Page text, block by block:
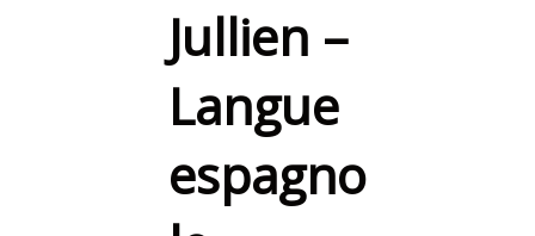
Jullien –
Langue
espagno